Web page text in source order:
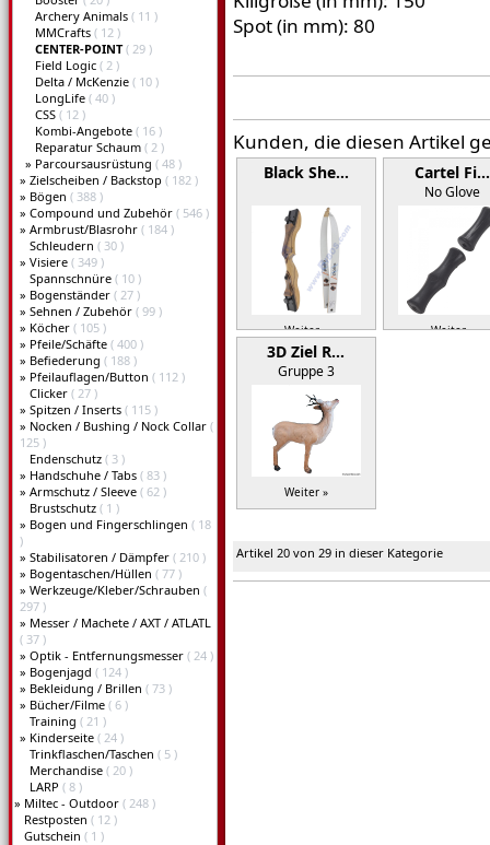
Archery Animals ( 11 )
MMCrafts ( 12 )
CENTER-POINT ( 29 )
Field Logic ( 2 )
Delta / McKenzie ( 10 )
LongLife ( 40 )
CSS ( 12 )
Kombi-Angebote ( 16 )
Reparatur Schaum ( 2 )
» Parcoursausrüstung ( 48 )
» Zielscheiben / Backstop ( 182 )
» Bögen ( 388 )
» Compound und Zubehör ( 546 )
» Armbrust/Blasrohr ( 184 )
Schleudern ( 30 )
» Visiere ( 349 )
Spannschnüre ( 10 )
» Bogenständer ( 27 )
» Sehnen / Zubehör ( 99 )
» Köcher ( 105 )
» Pfeile/Schäfte ( 400 )
» Befiederung ( 188 )
» Pfeilauflagen/Button ( 112 )
Clicker ( 27 )
» Spitzen / Inserts ( 115 )
» Nocken / Bushing / Nock Collar (
125 )
Endenschutz ( 3 )
» Handschuhe / Tabs ( 83 )
» Armschutz / Sleeve ( 62 )
Brustschutz ( 1 )
» Bogen und Fingerschlingen ( 18
)
» Stabilisatoren / Dämpfer ( 210 )
» Bogentaschen/Hüllen ( 77 )
» Werkzeuge/Kleber/Schrauben (
297 )
» Messer / Machete / AXT / ATLATL
( 37 )
» Optik - Entfernungsmesser ( 24 )
» Bogenjagd ( 124 )
» Bekleidung / Brillen ( 73 )
» Bücher/Filme ( 6 )
Training ( 21 )
» Kinderseite ( 24 )
Trinkflaschen/Taschen ( 5 )
Merchandise ( 20 )
LARP ( 8 )
» Miltec - Outdoor ( 248 )
Restposten ( 12 )
Gutschein ( 1 )
Spot (in mm): 80
Kunden, die diesen Artikel
Black She…
Weiter »
Cartel Fi…
No Glove
Weiter »
3D Ziel R…
Gruppe 3
Weiter »
Artikel 20 von 29 in dieser Kategorie